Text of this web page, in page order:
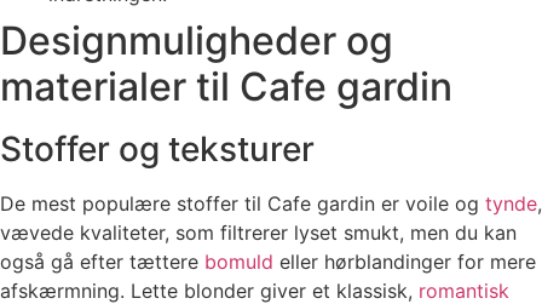
Designmuligheder og
materialer til Cafe gardin
Stoffer og teksturer
De mest populære stoffer til Cafe gardin er voile og tynde,
vævede kvaliteter, som filtrerer lyset smukt, men du kan
også gå efter tættere bomuld eller hørblandinger for mere
afskærmning. Lette blonder giver et klassisk, romantisk